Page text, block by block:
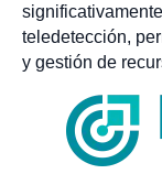
teledetección,
y gestión de